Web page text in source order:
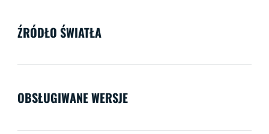
ŹRÓDŁO ŚWIATŁA
OBSŁUGIWANE WERSJE